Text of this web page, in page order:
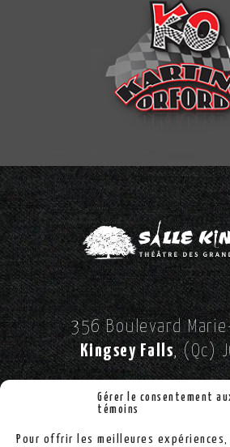
Gérer le consentement
témoins
Pour offrir les meilleures
356 Boulevard
Kingsey Falls, (Qc)
SUIVEZ-NOUS SUR